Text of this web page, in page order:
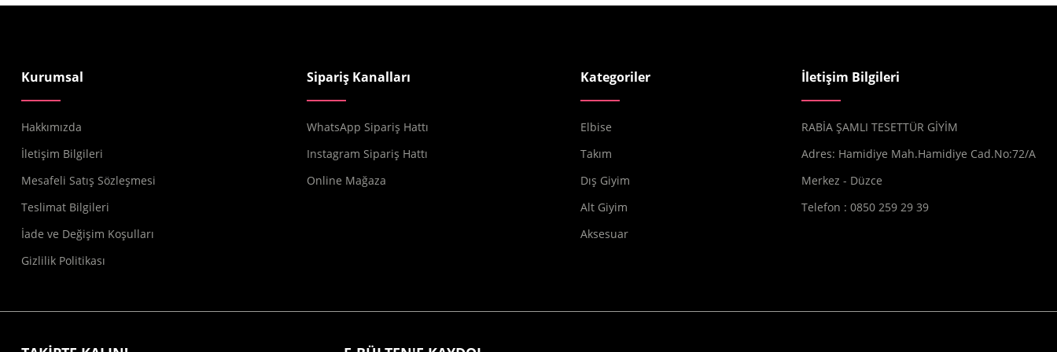
Kurumsal
Hakkımızda
İletişim Bilgileri
Mesafeli Satış Sözleşmesi
Teslimat Bilgileri
İade ve Değişim Koşulları
Gizlilik Politikası
Sipariş Kanalları
WhatsApp Sipariş Hattı
Instagram Sipariş Hattı
Online Mağaza
Kategoriler
Elbise
Takım
Dış Giyim
Alt Giyim
Aksesuar
İletişim Bilgileri
RABİA ŞAMLI TESETTÜR GİYİM
Adres: Hamidiye Mah.Hamidiye Cad.No:72/A
Merkez - Düzce
Telefon : 0850 259 29 39